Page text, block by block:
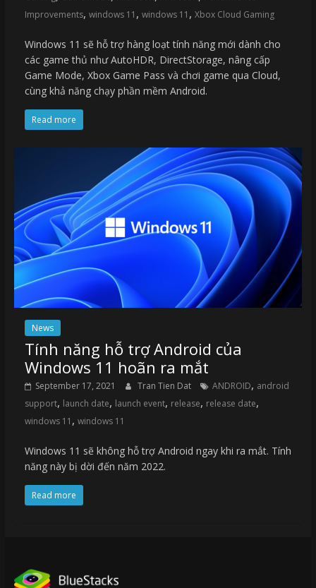
Improvements, windows 11 , windows 11 , Xbox Cloud Gaming
Windows 11 sẽ hỗ trợ hàng loạt tính năng mới dành cho
các game thủ như AutoHDR, DirectStorage, nâng cấp
Game Mode, Xbox Game Pass và chơi game qua Cloud,
cùng khả năng chạy phần mềm Android.
Read more
News
Tính năng hỗ trợ Android của
Windows 11 hoãn ra mắt
September 17, 2021 Tran Tien Dat ANDROID, android
support, launch date, launch event, release, release date,
windows 11 , windows 11
Windows 11 sẽ không hỗ trợ Android ngay khi ra mắt. Tính
năng này bị dời đến năm 2022.
Read more